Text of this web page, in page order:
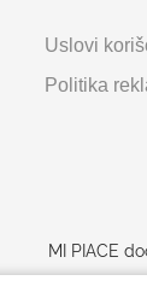
Uslovi
Politika
MI PIACE